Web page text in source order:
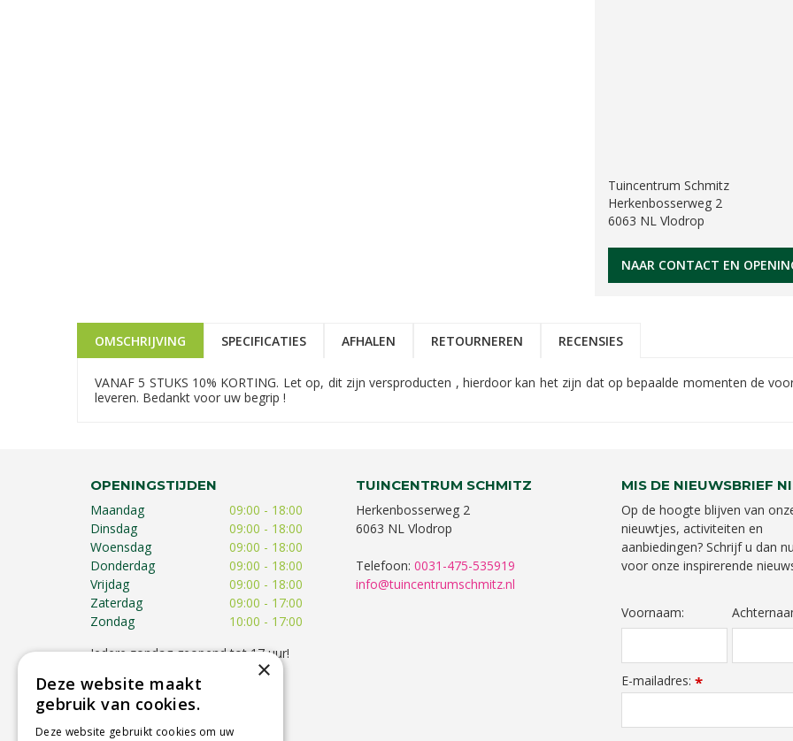
Tuincentrum Schmitz
Herkenbosserweg 2
6063 NL Vlodrop
NAAR CONTACT EN
OMSCHRIJVING SPECIFICATIES AFHALEN RETOURNEREN RECENSIES
VANAF 5 STUKS 10% KORTING. Let op, dit zijn versproducten , hierdoor kan het zijn dat op bepaalde momenten de
leveren. Bedankt voor uw begrip !
OPENINGSTIJDEN
Maandag
09:00 - 18:00
Dinsdag
09:00 - 18:00
Woensdag
09:00 - 18:00
Donderdag
09:00 - 18:00
Vrijdag
09:00 - 18:00
Zaterdag
09:00 - 17:00
Zondag
10:00 - 17:00
Iedere zondag geopend tot 17 uur!
openingstijden afwijken!
Toon alle openingstijden
TUINCENTRUM SCHMITZ
Herkenbosserweg 2
6063 NL Vlodrop
Telefoon: 0031-475-535919
info@tuincentrumschmitz.nl
MIS DE NIEUWSBRIEF
Op de hoogte blijven van
nieuwtjes, activiteiten en
aanbiedingen? Schrijf u dan
voor onze inspirerende
Voornaam:
E-mailadres: *
×
Deze website maakt
gebruik van cookies.
Deze website gebruikt cookies om uw